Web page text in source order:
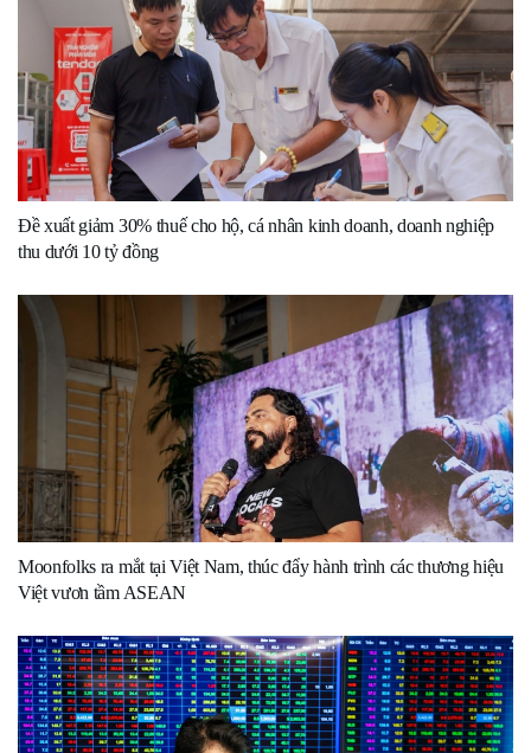
Đề xuất giảm 30% thuế cho hộ, cá nhân kinh doanh, doanh nghiệp
thu dưới 10 tỷ đồng
Moonfolks ra mắt tại Việt Nam, thúc đẩy hành trình các thương hiệu
Việt vươn tầm ASEAN